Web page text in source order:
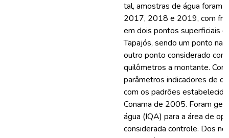
tal, amostras de água foram
2017, 2018 e 2019, com
em dois pontos superficiais
Tapajós, sendo um ponto na
outro ponto considerado
quilômetros a montante.
parâmetros indicadores de
com os padrões
Conama de 2005. Foram
água (IQA) para a área de
considerada controle. Dos